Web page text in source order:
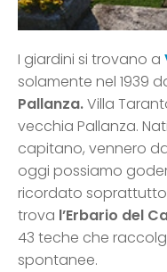
I giardini si trovano a
solamente nel 1939
Pallanza.Villa
vecchia Pallanza.
capitano, vennero
oggi possiamo
ricordato soprattutto
trova l’Erbario del
43 teche che
spontanee.